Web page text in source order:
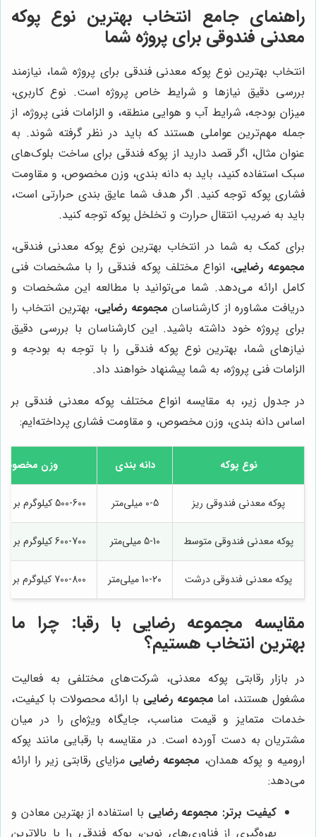
راهنمای جامع انتخاب بهترین نوع پوکه
معدنی فندوقی برای پروژه شما
انتخاب بهترین نوع پوکه معدنی فندقی برای پروژه شما، نیازمند
بررسی دقیق نیازها و شرایط خاص پروژه است. نوع کاربری،
میزان بودجه، شرایط آب و هوایی منطقه، و الزامات فنی پروژه، از
جمله مهم‌ترین عواملی هستند که باید در نظر گرفته شوند. به
عنوان مثال، اگر قصد دارید از پوکه فندقی برای ساخت بلوک‌های
سبک استفاده کنید، باید به دانه بندی، وزن مخصوص، و مقاومت
فشاری پوکه توجه کنید. اگر هدف شما عایق بندی حرارتی است،
باید به ضریب انتقال حرارت و تخلخل پوکه توجه کنید.
برای کمک به شما در انتخاب بهترین نوع پوکه معدنی فندقی،
مجموعه رضایی، انواع مختلف پوکه فندقی را با مشخصات فنی
کامل ارائه می‌دهد. شما می‌توانید با مطالعه این مشخصات و
دریافت مشاوره از کارشناسان مجموعه رضایی، بهترین انتخاب را
برای پروژه خود داشته باشید. این کارشناسان با بررسی دقیق
نیازهای شما، بهترین نوع پوکه فندقی را با توجه به بودجه و
الزامات فنی پروژه، به شما پیشنهاد خواهند داد.
در جدول زیر، به مقایسه انواع مختلف پوکه معدنی فندقی بر
اساس دانه بندی، وزن مخصوص، و مقاومت فشاری پرداخته‌ایم:
نوع پوکه دانه بندی وزن
پوکه معدنی فندوقی ریز 0-5 میلی‌متر 500-600 کیلوگرم بر متر مکعب
پوکه معدنی فندوقی متوسط 5-10 میلی‌متر 600-700 کیلوگرم بر متر مکعب
پوکه معدنی فندوقی درشت 10-20 میلی‌متر 700-800 کیلوگرم بر متر مکعب
مقایسه مجموعه رضایی با رقبا: چرا ما
بهترین انتخاب هستیم؟
در بازار رقابتی پوکه معدنی، شرکت‌های مختلفی به فعالیت
مشغول هستند، اما مجموعه رضایی با ارائه محصولات با کیفیت،
خدمات متمایز و قیمت مناسب، جایگاه ویژه‌ای را در میان
مشتریان به دست آورده است. در مقایسه با رقبایی مانند پوکه
ارومیه و پوکه همدان، مجموعه رضایی مزایای رقابتی زیر را ارائه
می‌دهد:
کیفیت برتر: مجموعه رضایی با استفاده از بهترین معادن و
بهره‌گیری از فناوری‌های نوین، پوکه فندقی را با بالاترین